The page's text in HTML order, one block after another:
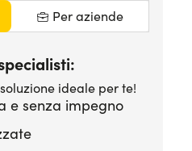
Per aziende
ideale per te!
e senza impegno